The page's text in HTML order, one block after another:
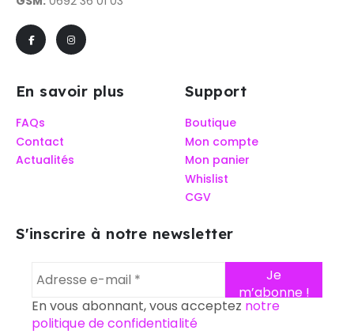
En savoir plus
FAQs
Contact
Actualités
Support
Boutique
Mon compte
Mon panier
Whislist
CGV
S'inscrire à notre newsletter
En vous abonnant, vous acceptez notre
politique de confidentialité